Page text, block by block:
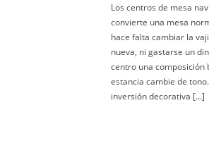
Los centros de mesa
convierte una mesa
hace falta cambiar la
nueva, ni gastarse un
centro una composición
estancia cambie de
inversión decorativa […]